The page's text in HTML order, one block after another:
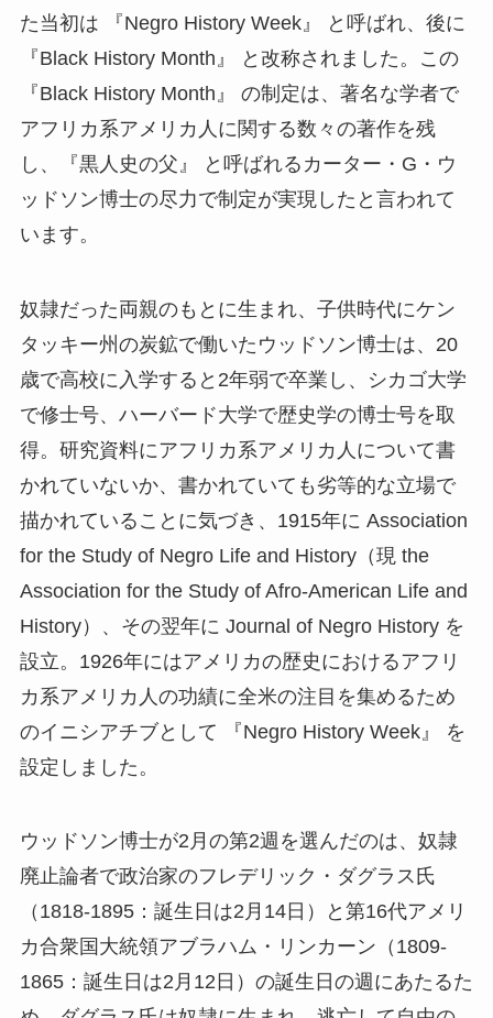
た当初は 『Negro History Week』 と呼ばれ、後に
『Black History Month』 と改称されました。この
『Black History Month』 の制定は、著名な学者で
アフリカ系アメリカ人に関する数々の著作を残
し、『黒人史の父』 と呼ばれるカーター・G・ウ
ッドソン博士の尽力で制定が実現したと言われて
います。
奴隷だった両親のもとに生まれ、子供時代にケン
タッキー州の炭鉱で働いたウッドソン博士は、20
歳で高校に入学すると2年弱で卒業し、シカゴ大学
で修士号、ハーバード大学で歴史学の博士号を取
得。研究資料にアフリカ系アメリカ人について書
かれていないか、書かれていても劣等的な立場で
描かれていることに気づき、1915年に Association
for the Study of Negro Life and History（現 the
Association for the Study of Afro-American Life and
History）、その翌年に Journal of Negro History を
設立。1926年にはアメリカの歴史におけるアフリ
カ系アメリカ人の功績に全米の注目を集めるため
のイニシアチブとして 『Negro History Week』 を
設定しました。
ウッドソン博士が2月の第2週を選んだのは、奴隷
廃止論者で政治家のフレデリック・ダグラス氏
（1818-1895：誕生日は2月14日）と第16代アメリ
カ合衆国大統領アブラハム・リンカーン（1809-
1865：誕生日は2月12日）の誕生日の週にあたるた